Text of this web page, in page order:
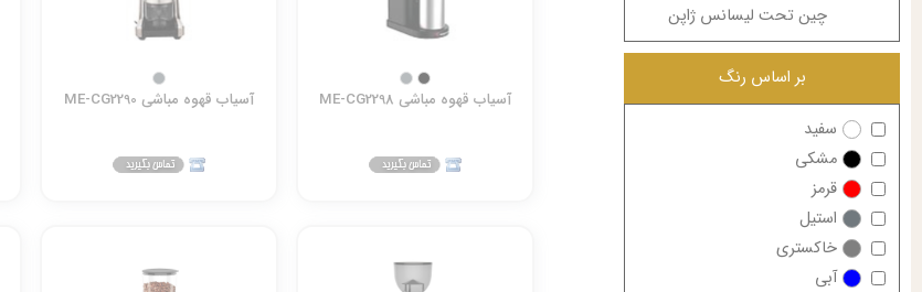
چین تحت لیسانس ژاپن
بر اساس رنگ
سفید
مشکی
قرمز
استیل
خاکستری
آبی
آسیاب قهوه مباشی ME-CG2298 آسیاب قهوه مباشی ME-CG2290